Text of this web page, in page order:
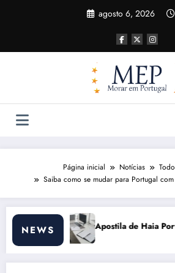
agosto 6, 2026
Página inicial Notícias
Saiba como se mudar para Portugal
NEWS
Portugal 2026: Efeitos Surpreendentes